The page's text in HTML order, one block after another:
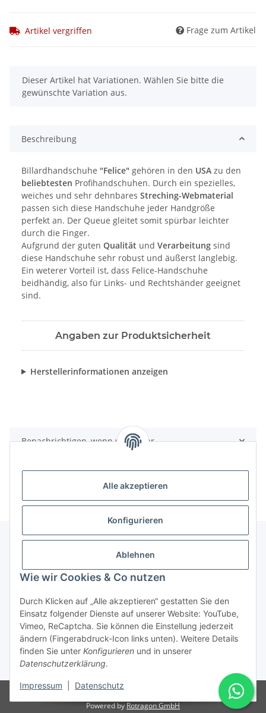
Alle akzeptieren
Konfigurieren
Ablehnen
Wie wir Cookies & Co nutzen
Durch Klicken auf „Alle akzeptieren“ gestatten Sie den
Einsatz folgender Dienste auf unserer Website: YouTube,
Vimeo, ReCaptcha. Sie können die Einstellung jederzeit
ändern (Fingerabdruck-Icon links unten). Weitere Details
finden Sie unter Konfigurieren und in unserer
Datenschutzerklärung.
Impressum Datenschutz
Artikel vergriffen Frage zum Artikel
x
Dieser Artikel hat Variationen. Wählen Sie bitte die
gewünschte Variation aus.
Beschreibung
Billardhandschuhe "Felice" gehören in den USA zu den
beliebtesten Profihandschuhen. Durch ein spezielles,
weiches und sehr dehnbares Streching-Webmaterial
passen sich diese Handschuhe jeder Handgröße
perfekt an. Der Queue gleitet somit spürbar leichter
durch die Finger.
Aufgrund der guten Qualität und Verarbeitung sind
diese Handschuhe sehr robust und äußerst langlebig.
Ein weterer Vorteil ist, dass Felice-Handschuhe
beidhändig, also für Links- und Rechtshänder geeignet
sind.
Angaben zur Produktsicherheit
Herstellerinformationen anzeigen
Benachrichtigen, wenn verfügbar
Gesetzliche Informationen
Vertrag widerrufen
* Alle Preise inkl. gesetzlicher USt., zzgl.
© Rotragon GmbH - Robert-Bosch-Str. 63 - 46354 Südlohn
Powered byRotragon GmbH